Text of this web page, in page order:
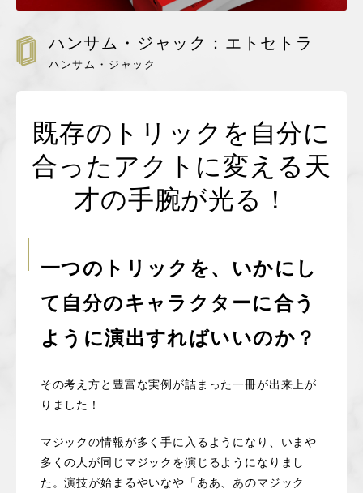
QUARITY OF PERFORMANCE 演技の質を高めたい
会社概要
特定商取引に基づく表記
コラム
お問い合わせ
ログイン
カートを見る
ハンサム・ジャック：エトセトラ
ハンサム・ジャック
既存のトリックを自分に
合ったアクトに変える天
才の手腕が光る！
一つのトリックを、いかにし
て自分のキャラクターに合う
ように演出すればいいのか？
その考え方と豊富な実例が詰まった一冊が出来上が
りました！
マジックの情報が多く手に入るようになり、いまや
多くの人が同じマジックを演じるようになりまし
た。演技が始まるやいなや「ああ、あのマジック